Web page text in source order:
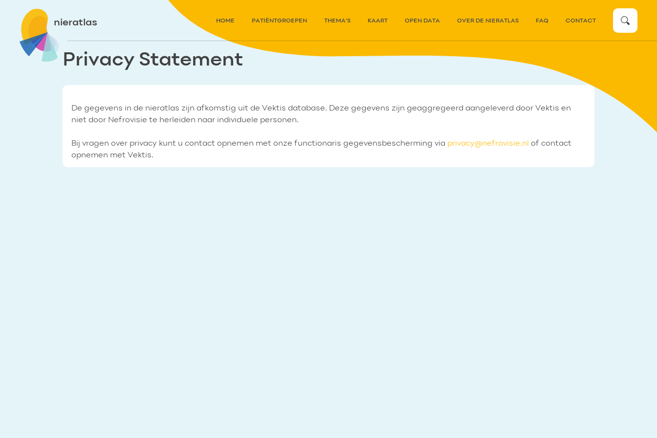
nieratlas HOME PATIËNTGROEPEN THEMA'S KAART OPEN DATA OVER DE NIERATLAS FAQ CONTACT
zoeken
Privacy Statement
De gegevens in de nieratlas zijn afkomstig uit de Vektis database. Deze gegevens zijn geaggregeerd aangeleverd door Vektis en
niet door Nefrovisie te herleiden naar individuele personen.
Bij vragen over privacy kunt u contact opnemen met onze functionaris gegevensbescherming via privacy@nefrovisie.nl of contact
opnemen met Vektis.